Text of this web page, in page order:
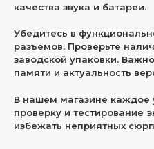
качества звука и батареи.
Убедитесь в
разъемов. Проверьте
заводской упаковки.
памяти и актуальность
В нашем магазине каждое
проверку и тестирование
избежать неприятных